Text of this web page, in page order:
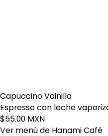
Capuccino Vainilla
Espresso con leche
$55.00 MXN
Ver menú de Hanami Café